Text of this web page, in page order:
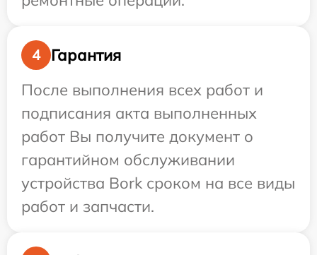
4
Гарантия
После выполнения всех работ и
подписания акта выполненных
работ Вы получите документ о
гарантийном обслуживании
устройства Bork сроком на все виды
работ и запчасти.